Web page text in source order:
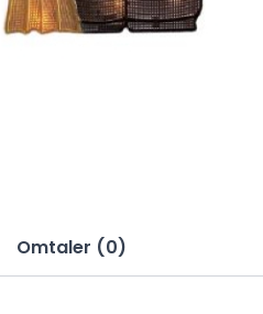
Omtaler (0)